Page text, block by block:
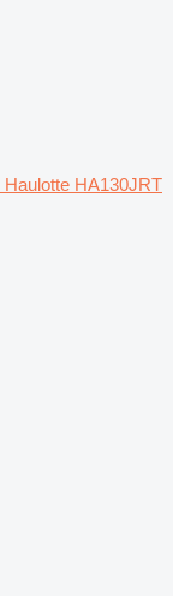
Haulotte HA130JRT